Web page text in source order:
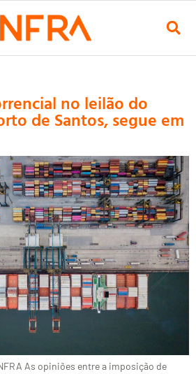
no leilão do
de Santos, segue em
As opiniões entre a imposição de